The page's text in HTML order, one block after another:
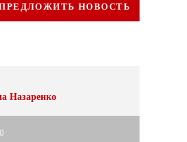
НОВОСТЬ
Назаренко